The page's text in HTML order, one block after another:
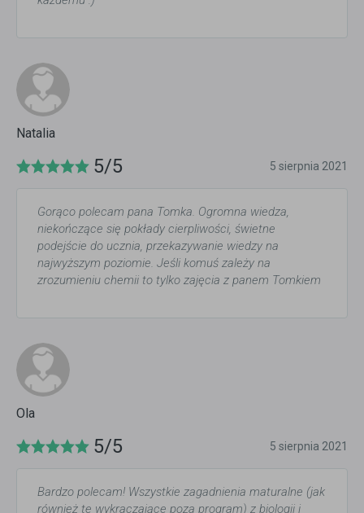
Natalia
5/5 5 sierpnia 2021
Gorąco polecam pana Tomka. Ogromna wiedza,
niekończące się pokłady cierpliwości, świetne
podejście do ucznia, przekazywanie wiedzy na
najwyższym poziomie. Jeśli komuś zależy na
zrozumieniu chemii to tylko zajęcia z panem Tomkiem
Ola
5/5 5 sierpnia 2021
Bardzo polecam! Wszystkie zagadnienia maturalne (jak
również te wykraczające poza program) z biologii i